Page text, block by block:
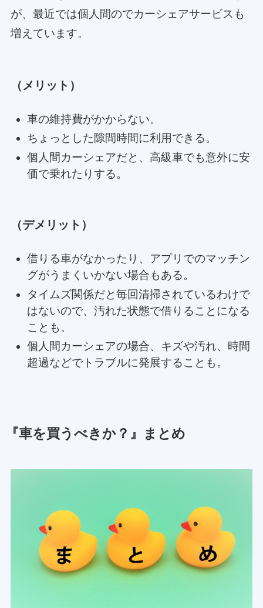
が、最近では個人間のでカーシェアサービスも
増えています。
（メリット）
車の維持費がかからない。
ちょっとした隙間時間に利用できる。
個人間カーシェアだと、高級車でも意外に安
価で乗れたりする。
（デメリット）
借りる車がなかったり、アプリでのマッチン
グがうまくいかない場合もある。
タイムズ関係だと毎回清掃されているわけで
はないので、汚れた状態で借りることになる
ことも。
個人間カーシェアの場合、キズや汚れ、時間
超過などでトラブルに発展することも。
『車を買うべきか？』まとめ